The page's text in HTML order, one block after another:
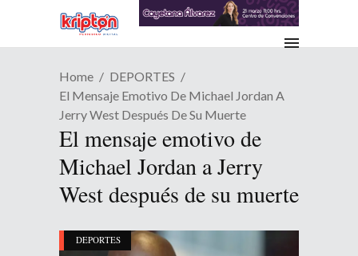
Home
DEPORTES
El Mensaje Emotivo De Michael Jordan A
Jerry West Después De Su Muerte
El mensaje emotivo de
Michael Jordan a Jerry
West después de su muerte
DEPORTES